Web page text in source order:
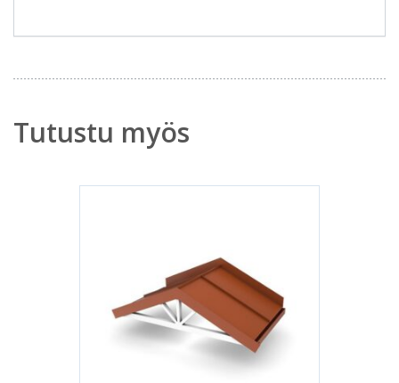
Tutustu myös